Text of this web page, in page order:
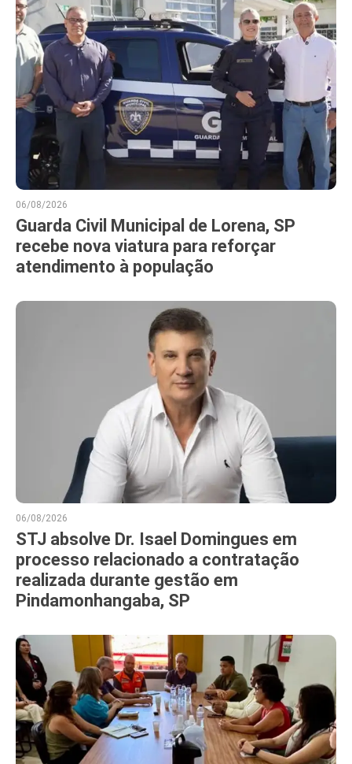
06/08/2026
Guarda Civil Municipal de Lorena, SP
recebe nova viatura para reforçar
atendimento à população
06/08/2026
STJ absolve Dr. Isael Domingues em
processo relacionado a contratação
realizada durante gestão em
Pindamonhangaba, SP